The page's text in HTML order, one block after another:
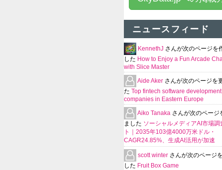
ニュースフィード
KennethJ さんが次のページを
した How to Enjoy a Fun Arcade
with Slice Master
Aide Aker さんが次のページを
た Top fintech software development
companies in Eastern Europe
Aiko Tanaka さんが次のページ
ました ソーシャルメディアAI市場調
ト｜2035年103億4000万米ドル・
CAGR24.85%、生成AI活用が加速
scott winter さんが次のページ
した Fruit Box Game